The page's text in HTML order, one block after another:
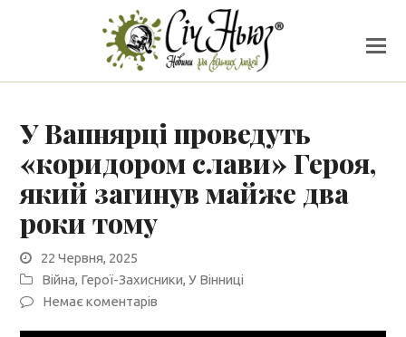
У Вапнярці проведуть
«коридором слави» Героя,
який загинув майже два
роки тому
22 Червня, 2025
Війна, Герої-Захисники,У Вінниці
Немає коментарів